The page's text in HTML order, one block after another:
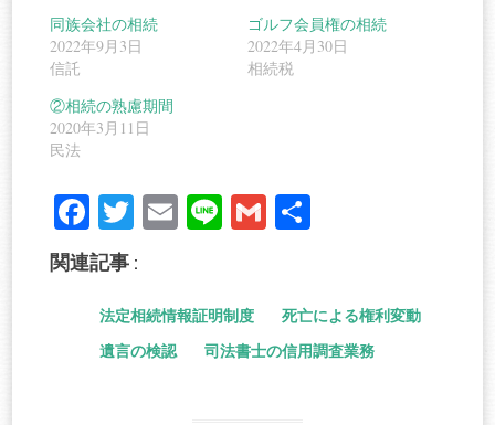
同族会社の相続
2022年9月3日
信託
ゴルフ会員権の相続
2022年4月30日
相続税
②相続の熟慮期間
2020年3月11日
民法
Fa
ce
bo
ok
T
wi
tte
r
E Li G
関連記事 :
法定相続情報証明制度
死亡による権利変動
遺言の検認
司法書士の信用調査業務